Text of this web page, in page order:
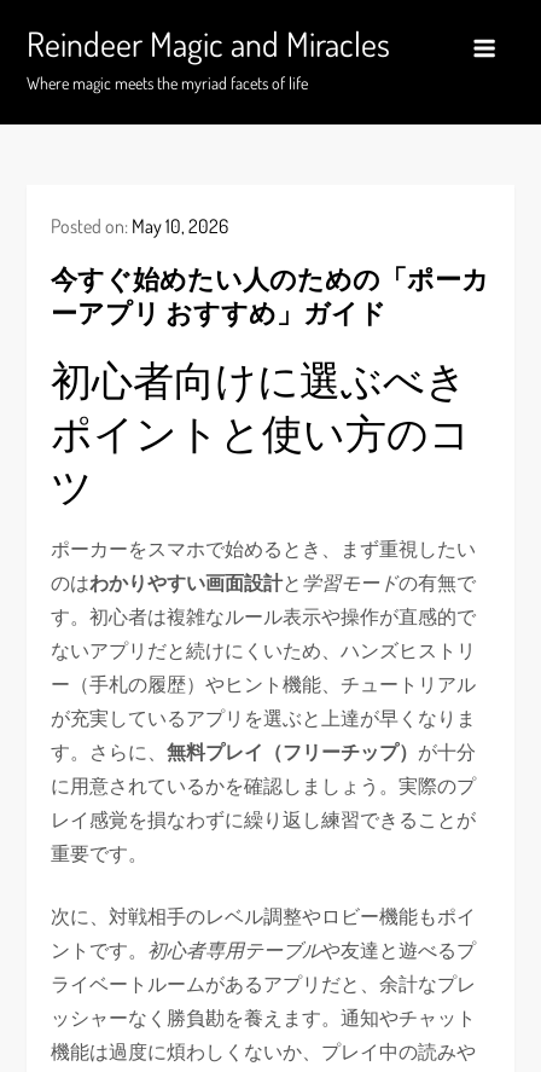
content
Reindeer Magic and Miracles
Where magic meets the myriad facets of life
Posted on: May 10, 2026
今すぐ始めたい人のための「ポーカ
ーアプリ おすすめ」ガイド
初心者向けに選ぶべき
ポイントと使い方のコ
ツ
ポーカーをスマホで始めるとき、まず重視したい
のはわかりやすい画面設計と 学習モードの有無で
す。初心者は複雑なルール表示や操作が直感的で
ないアプリだと続けにくいため、ハンズヒストリ
ー（手札の履歴）やヒント機能、チュートリアル
が充実しているアプリを選ぶと上達が早くなりま
す。さらに、無料プレイ（フリーチップ） が十分
に用意されているかを確認しましょう。実際のプ
レイ感覚を損なわずに繰り返し練習できることが
重要です。
次に、対戦相手のレベル調整やロビー機能もポイ
ントです。 初心者専用テーブルや友達と遊べるプ
ライベートルームがあるアプリだと、余計なプレ
ッシャーなく勝負勘を養えます。通知やチャット
機能は過度に煩わしくないか、プレイ中の読みや